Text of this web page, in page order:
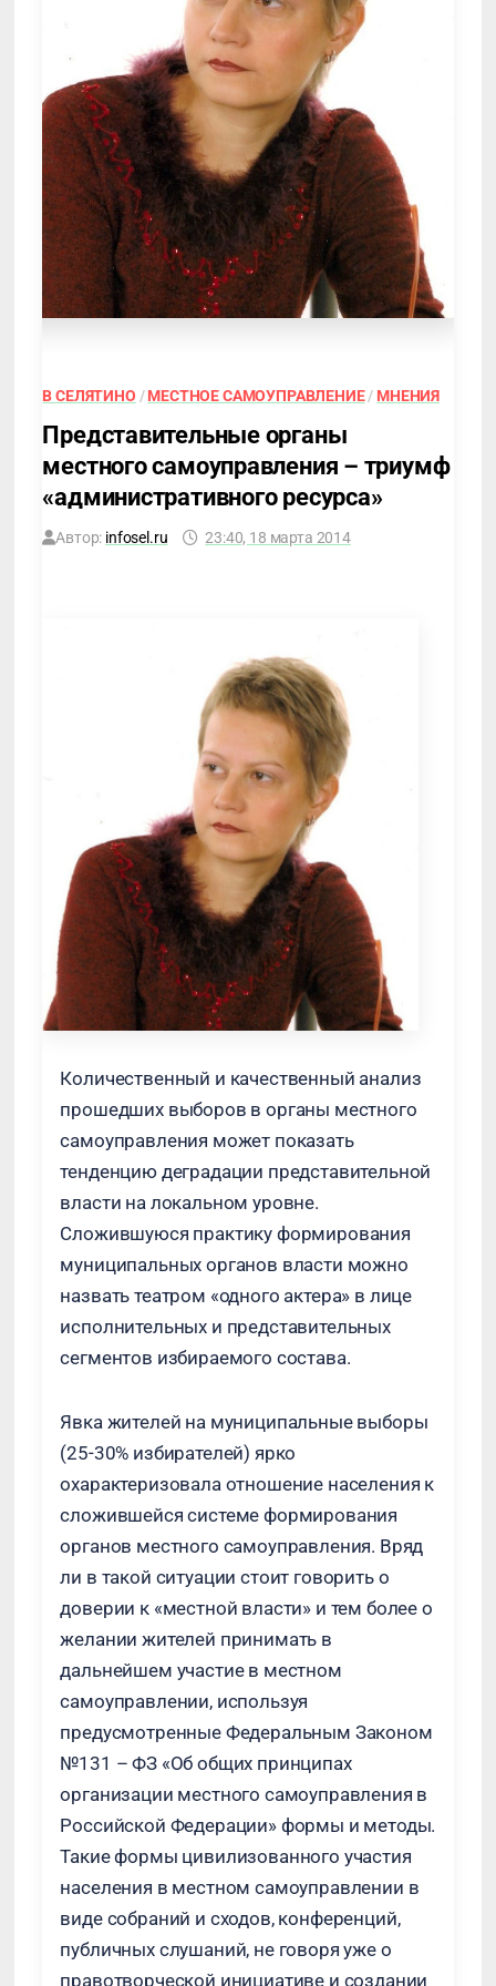
В СЕЛЯТИНО /МЕСТНОЕ САМОУПРАВЛЕНИЕ/ МНЕНИЯ
Представительные органы
местного самоуправления – триумф
«административного ресурса»
Автор: infosel.ru 23:40, 18 марта 2014
Количественный и качественный анализ
прошедших выборов в органы местного
самоуправления может показать
тенденцию деградации представительной
власти на локальном уровне.
Сложившуюся практику формирования
муниципальных органов власти можно
назвать театром «одного актера» в лице
исполнительных и представительных
сегментов избираемого состава.
Явка жителей на муниципальные выборы
(25-30% избирателей) ярко
охарактеризовала отношение населения к
сложившейся системе формирования
органов местного самоуправления. Вряд
ли в такой ситуации стоит говорить о
доверии к «местной власти» и тем более о
желании жителей принимать в
дальнейшем участие в местном
самоуправлении, используя
предусмотренные Федеральным Законом
№131 – ФЗ «Об общих принципах
организации местного самоуправления в
Российской Федерации» формы и методы.
Такие формы цивилизованного участия
населения в местном самоуправлении в
виде собраний и сходов, конференций,
публичных слушаний, не говоря уже о
правотворческой инициативе и создании